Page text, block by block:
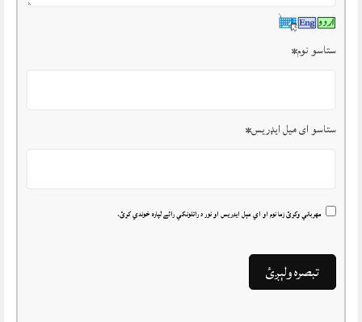
ستاسو نوم*
ستاسو ای میل ایډریس*
مهرباني وکړئ زما نوم او اي مېل ايډريس او نور د راتلونکي رائے لپاره خوندي کړئ.